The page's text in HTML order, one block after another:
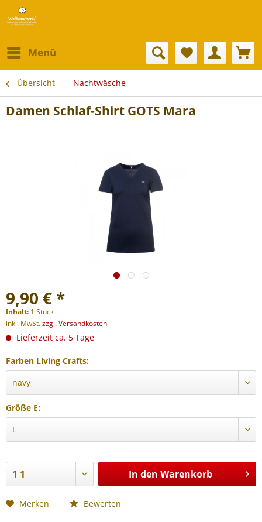
Menü
Übersicht Nachtwäsche
Damen Schlaf-Shirt GOTS Mara
9,90 € *
Inhalt: 1 Stück
inkl. MwSt.zzgl. Versandkosten
Lieferzeit ca. 5 Tage
Farben Living Crafts:
Größe E:
In den Warenkorb
Merken Bewerten